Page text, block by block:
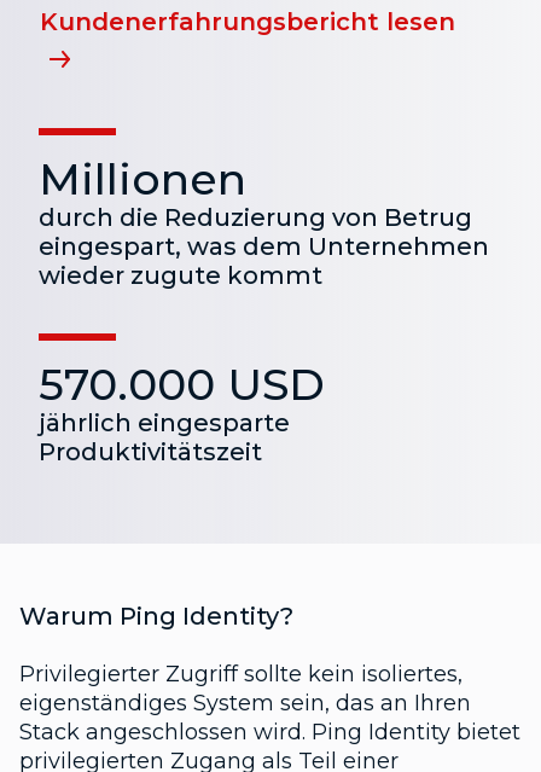
Kundenerfahrungsbericht lesen
Millionen
durch die Reduzierung von Betrug
eingespart, was dem Unternehmen
wieder zugute kommt
570.000 USD
jährlich eingesparte
Produktivitätszeit
Warum Ping Identity?
Privilegierter Zugriff sollte kein isoliertes,
eigenständiges System sein, das an Ihren
Stack angeschlossen wird. Ping Identity bietet
privilegierten Zugang als Teil einer